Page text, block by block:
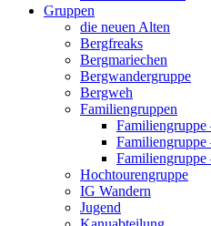
Gruppen
die neuen Alten
Bergfreaks
Bergmariechen
Bergwandergruppe
Bergweh
Familiengruppen
Familiengruppe
Familiengruppe
Familiengruppe
Hochtourengruppe
IG Wandern
Jugend